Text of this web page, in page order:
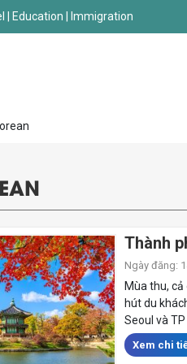
| Education | Immigration
Thành
Ngày đăng:
Mùa thu,
hút du
Seoul và
Xem chi